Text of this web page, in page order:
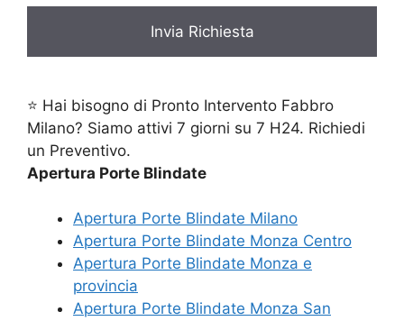
⭐ Hai bisogno di Pronto Intervento Fabbro
Milano? Siamo attivi 7 giorni su 7 H24. Richiedi
un Preventivo.
Apertura Porte Blindate
Apertura Porte Blindate Milano
Apertura Porte Blindate Monza Centro
Apertura Porte Blindate Monza e
provincia
Apertura Porte Blindate Monza San